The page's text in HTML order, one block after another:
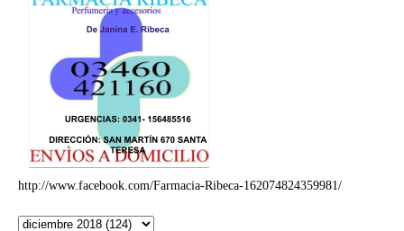
http://www.facebook.com/Farmacia-Ribeca-162074824359981/